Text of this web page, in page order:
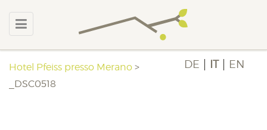
DE IT EN
Hotel Pfeiss presso Merano >
_DSC0518